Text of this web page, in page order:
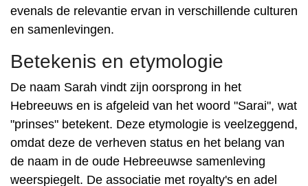
evenals de relevantie ervan in verschillende culturen
en samenlevingen.
Betekenis en etymologie
De naam Sarah vindt zijn oorsprong in het
Hebreeuws en is afgeleid van het woord "Sarai", wat
"prinses" betekent. Deze etymologie is veelzeggend,
omdat deze de verheven status en het belang van
de naam in de oude Hebreeuwse samenleving
weerspiegelt. De associatie met royalty's en adel